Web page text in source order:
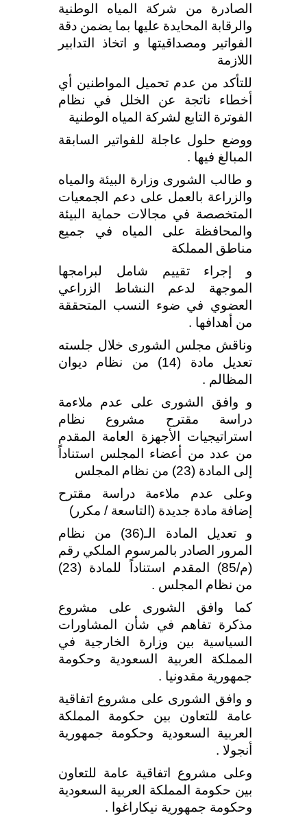
الصادرة من شركة المياه الوطنية
والرقابة المحايدة عليها بما يضمن دقة
الفواتير ومصداقيتها و اتخاذ التدابير
اللازمة
للتأكد من عدم تحميل المواطنين أي
أخطاء ناتجة عن الخلل في نظام
الفوترة التابع لشركة المياه الوطنية
ووضع حلول عاجلة للفواتير السابقة
المبالغ فيها .
و طالب الشورى وزارة البيئة والمياه
والزراعة بالعمل على دعم الجمعيات
المتخصصة في مجالات حماية البيئة
والمحافظة على المياه في جميع
مناطق المملكة
و إجراء تقييم شامل لبرامجها
الموجهة لدعم النشاط الزراعي
العضوي في ضوء النسب المتحققة
من أهدافها .
وناقش مجلس الشورى خلال جلسته
تعديل مادة (14) من نظام ديوان
المظالم .
و وافق الشورى على عدم ملاءمة
دراسة مقترح مشروع نظام
استراتيجيات الأجهزة العامة المقدم
من عدد من أعضاء المجلس استناداً
إلى المادة (23) من نظام المجلس
وعلى عدم ملاءمة دراسة مقترح
إضافة مادة جديدة (التاسعة / مكرر)
و تعديل المادة الـ(36) من نظام
المرور الصادر بالمرسوم الملكي رقم
(م/85) المقدم استناداً للمادة (23)
من نظام المجلس .
كما وافق الشورى على مشروع
مذكرة تفاهم في شأن المشاورات
السياسية بين وزارة الخارجية في
المملكة العربية السعودية وحكومة
جمهورية مقدونيا .
و وافق الشورى على مشروع اتفاقية
عامة للتعاون بين حكومة المملكة
العربية السعودية وحكومة جمهورية
أنجولا .
وعلى مشروع اتفاقية عامة للتعاون
بين حكومة المملكة العربية السعودية
وحكومة جمهورية نيكاراغوا .